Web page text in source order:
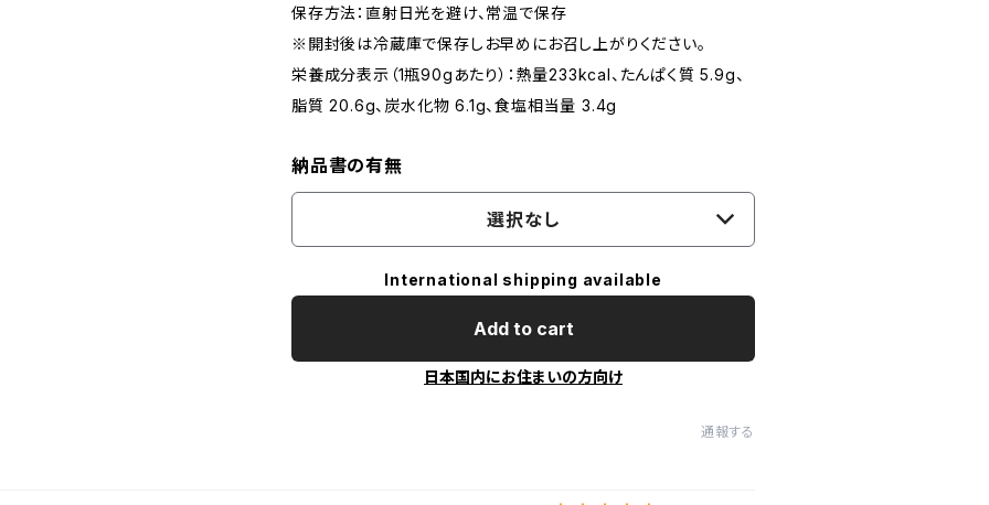
保存方法：直射日光を避け、常温で保存
※開封後は冷蔵庫で保存しお早めにお召し上がりください。
栄養成分表示（1瓶90gあたり）：熱量233kcal、たんぱく質 5.9g、
脂質 20.6g、炭水化物 6.1g、食塩相当量 3.4g
納品書の有無
選択なし
International shipping available
Add to cart
日本国内にお住まいの方向け
通報する